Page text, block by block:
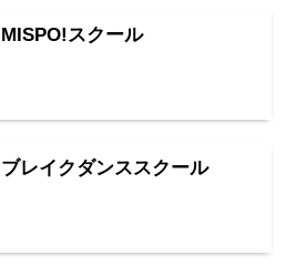
MISPO!スクール
ブレイクダンススクール